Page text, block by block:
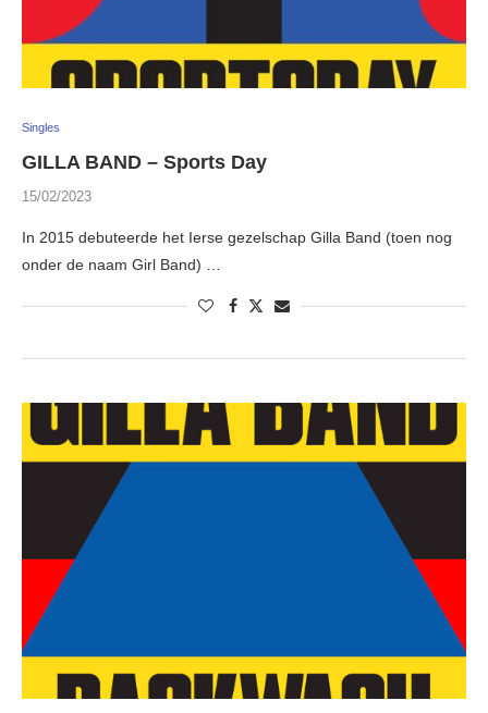
Singles
GILLA BAND – Sports Day
15/02/2023
In 2015 debuteerde het Ierse gezelschap Gilla Band (toen nog
onder de naam Girl Band) …